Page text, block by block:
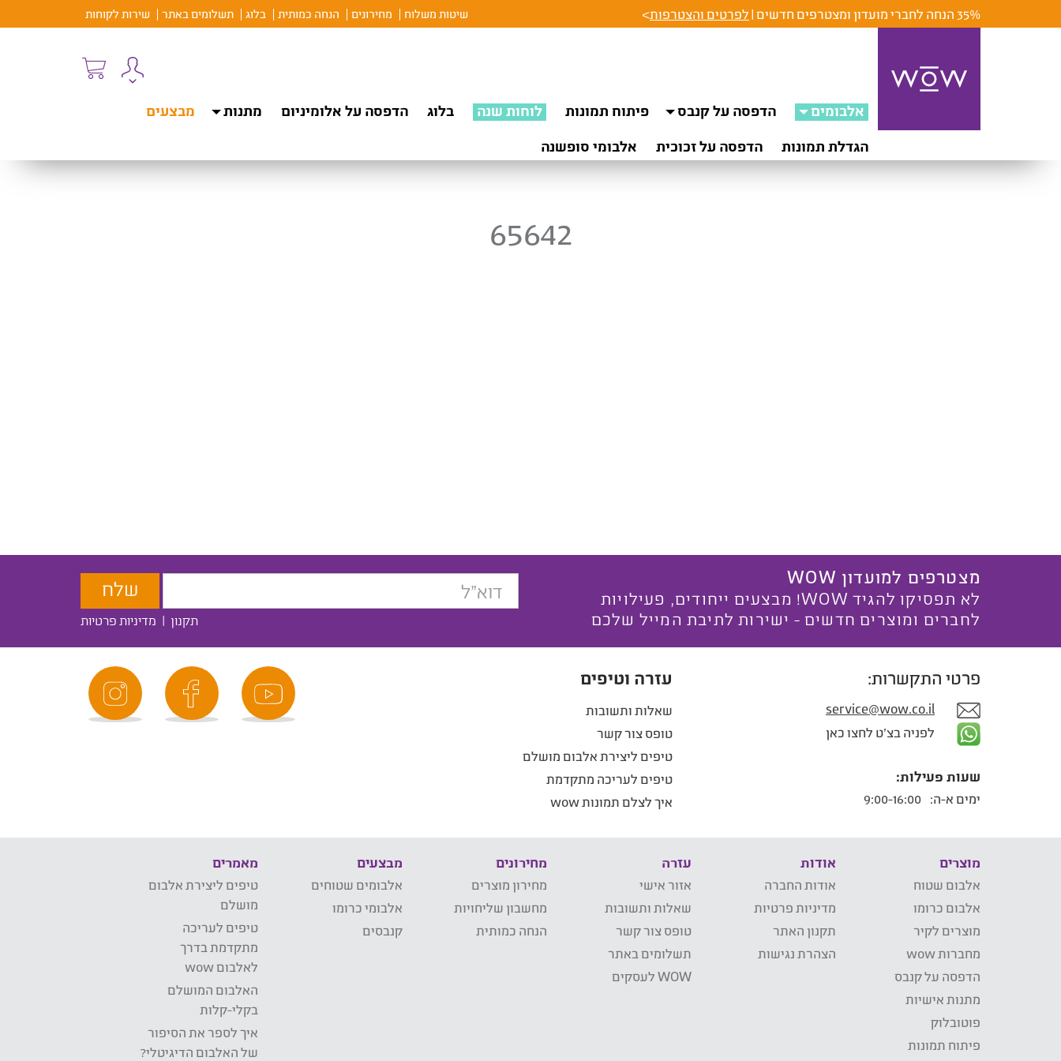
35% הנחה לחברי מועדון ומצטרפים חדשים | לפרטים והצטרפות> שיטות משלוח מחירונים הנחה כמותית בלוג תשלומים באתר שירות לקוחות
אלבומים הדפסה על קנבס פיתוח תמונות לוחות שנה בלוג הדפסה על אלומיניום מתנות
מבצעים
הגדלת תמונות
הדפסה על זכוכית אלבומי סופשנה
65642
מצטרפים למועדון WOW
לא תפסיקו להגיד WOW! מבצעים ייחודים, פעילויות
לחברים ומוצרים חדשים - ישירות לתיבת המייל שלכם
תקנון | מדיניות פרטיות
פרטי התקשרות:
service@wow.co.il
לפניה בצ'ט לחצו כאן
שעות פעילות:
ימים א-ה:
עזרה וטיפים
שאלות ותשובות
טופס צור קשר
טיפים ליצירת אלבום מושלם
טיפים לעריכה מתקדמת
איך לצלם תמונות wow
מוצרים
אלבום שטוח
אלבום כרומו
מוצרים לקיר
מחברות wow
הדפסה על קנבס
מתנות אישיות
פוטובלוק
פיתוח תמונות
אודות
אודות החברה
מדיניות פרטיות
תקנון האתר
הצהרת נגישות
עזרה
אזור אישי
שאלות ותשובות
טופס צור קשר
תשלומים באתר
WOW לעסקים
מחירונים
מחירון מוצרים
מחשבון שליחויות
הנחה כמותית
מבצעים
אלבומים שטוחים
אלבומי כרומו
קנבסים
מאמרים
טיפים ליצירת אלבום
מושלם
טיפים לעריכה
מתקדמת בדרך
לאלבום wow
האלבום המושלם
בקלי-קלות
איך לספר את הסיפור
של האלבום הדיגיטלי?